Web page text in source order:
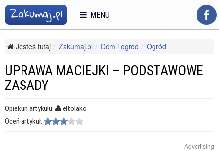
Jesteś tutaj Zakumaj.pl Dom i ogród
Ogród
UPRAWA MACIEJKI – PODSTAWOWE
ZASADY
Opiekun artykułu:
eltolako
Oceń artykuł:
Advertising
MENU